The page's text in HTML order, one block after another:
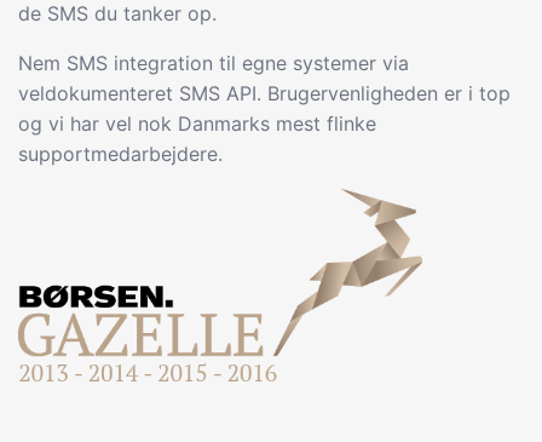
de SMS du tanker op.
Nem SMS integration til egne systemer via
veldokumenteret SMS API. Brugervenligheden er i top
og vi har vel nok Danmarks mest flinke
supportmedarbejdere.